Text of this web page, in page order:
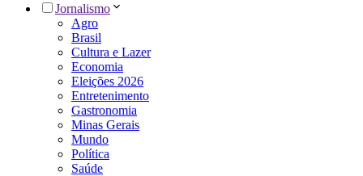
Jornalismo
Agro
Brasil
Cultura e Lazer
Economia
Eleições 2026
Entretenimento
Gastronomia
Minas Gerais
Mundo
Política
Saúde